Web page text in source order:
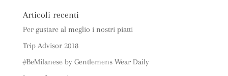
Articoli recenti
Per gustare al meglio i nostri piatti
Trip Advisor 2018
#BeMilanese by Gentlemens Wear Daily